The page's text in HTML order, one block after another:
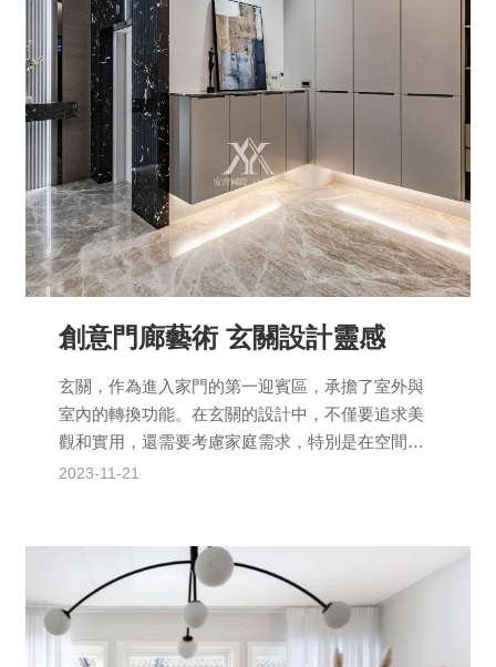
創意門廊藝術 玄關設計靈感
玄關，作為進入家門的第一迎賓區，承擔了室外與
室內的轉換功能。在玄關的設計中，不僅要追求美
觀和實用，還需要考慮家庭需求，特別是在空間受
限的情況下，如何巧妙裝潢呢？以下是有關玄關設
2023-11-21